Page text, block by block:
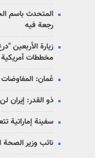
المتحدث باسم
رجعة فيه
زيارة الأربعين
مخططات
عُمان:
ذو القدر: إيران
سفينة
نائب وزير الصحة